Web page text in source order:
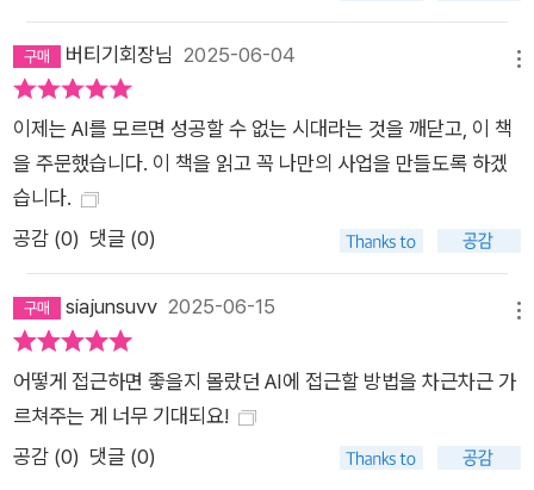
버티기회장님 2025-06-04
이제는 AI를 모르면 성공할 수 없는 시대라는 것을 깨닫고, 이 책
을 주문했습니다. 이 책을 읽고 꼭 나만의 사업을 만들도록 하겠
습니다.
공감 (0) 댓글 (0)
siajunsuvv 2025-06-15
어떻게 접근하면 좋을지 몰랐던 AI에 접근할 방법을 차근차근 가
르쳐주는 게 너무 기대되요!
공감 (0) 댓글 (0)